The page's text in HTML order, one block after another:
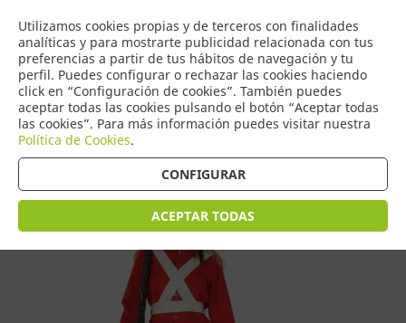
Utilizamos cookies propias y de terceros con finalidades
analíticas y para mostrarte publicidad relacionada con tus
preferencias a partir de tus hábitos de navegación y tu
perfil. Puedes configurar o rechazar las cookies haciendo
click en “Configuración de cookies”. También puedes
aceptar todas las cookies pulsando el botón “Aceptar todas
las cookies”. Para más información puedes visitar nuestra
Política de Cookies.
CONFIGURAR
ACEPTAR TODAS
0
COMERCIO
DE TORRIJOS
Tienda > Disfraces Adulto > Disfraces de Mujer